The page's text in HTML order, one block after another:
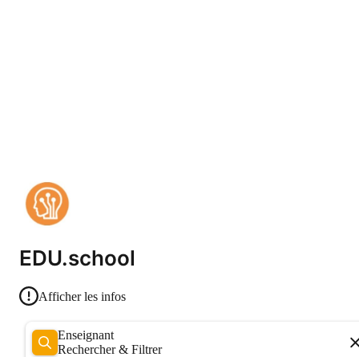
EDU.school
Afficher les infos
Enseignant
Rechercher & Filtrer